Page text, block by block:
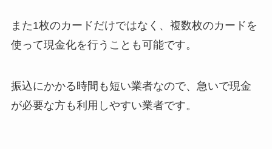
また1枚のカードだけではなく、複数枚のカードを
使って現金化を行うことも可能です。
振込にかかる時間も短い業者なので、急いで現金
が必要な方も利用しやすい業者です。